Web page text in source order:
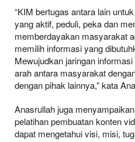
“KIM bertugas antara lain
yang aktif, peduli, peka dan
memberdayakan masyarakat
memilih informasi yang
Mewujudkan jaringan
arah antara masyarakat
dengan pihak lainnya,” kata
Anasrullah juga
pelatihan pembuatan konten
dapat mengetahui visi, misi,